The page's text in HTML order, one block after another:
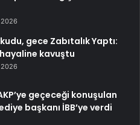
gece Zabıtalık Yaptı:
kavuştu
geçeceği konuşulan
başkanı İBB’ye verdi